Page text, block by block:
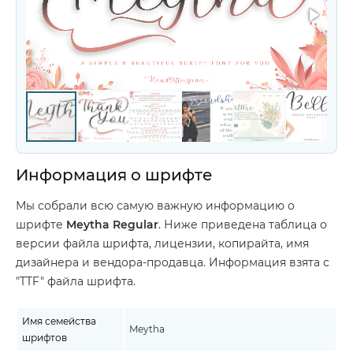
Информация о шрифте
Мы собрали всю самую важную информацию о
шрифте Meytha Regular. Ниже приведена таблица о
версии файла шрифта, лицензии, копирайта, имя
дизайнера и вендора-продавца. Информация взята с
"TTF" файла шрифта.
Имя семейства
шрифтов
Meytha